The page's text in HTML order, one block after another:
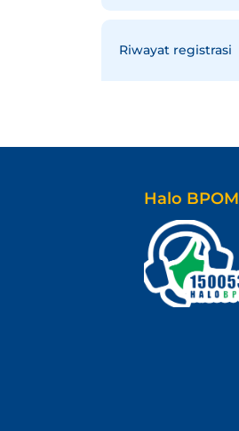
Riwayat registrasi
Halo BPOM